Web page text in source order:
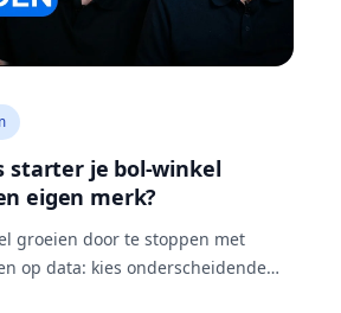
starter je bol-winkel
eigen merk?
groeien door te stoppen met
op data: kies onderscheidende